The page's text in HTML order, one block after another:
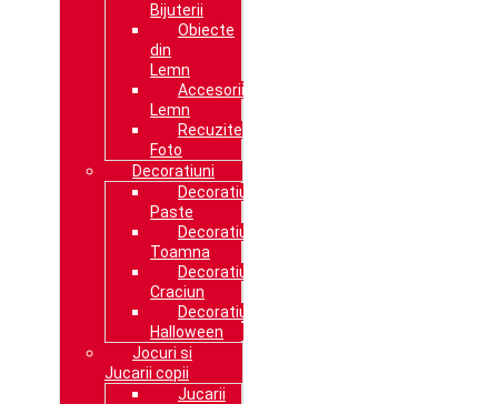
Bijuterii
Obiecte
din
Lemn
Accesorii
Lemn
Recuzite
Foto
Decoratiuni
Decoratiuni
Paste
Decoratiuni
Toamna
Decoratiuni
Craciun
Decoratiuni
Halloween
Jocuri si
Jucarii copii
Jucarii